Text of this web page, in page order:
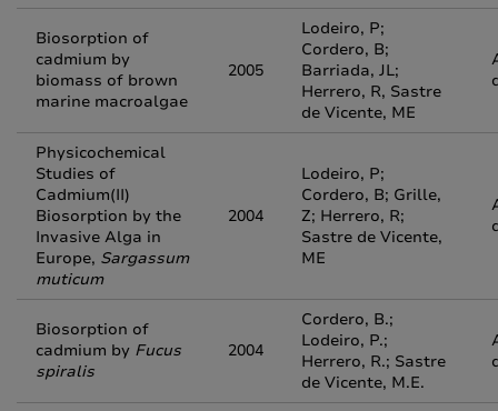
Biosorption of
cadmium by
biomass of brown
marine macroalgae
2005
Lodeiro, P;
Cordero, B;
Barriada, JL;
Herrero, R, Sastre
de Vicente, ME
Physicochemical
Studies of
Cadmium(II)
Biosorption by the
Invasive Alga in
Europe, Sargassum
muticum
2004
Lodeiro, P;
Cordero, B; Grille,
Z; Herrero, R;
Sastre de Vicente,
ME
Biosorption of
cadmium by Fucus
spiralis
2004
Cordero, B.;
Lodeiro, P.;
Herrero, R.; Sastre
de Vicente, M.E.